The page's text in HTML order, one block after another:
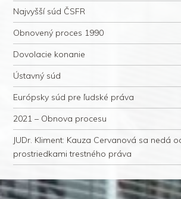
Najvyšší súd ČSFR
Obnovený proces 1990
Dovolacie konanie
Ústavný súd
Európsky súd pre ľudské práva
2021 – Obnova procesu
JUDr. Kliment: Kauza Cervanová sa nedá
prostriedkami trestného práva